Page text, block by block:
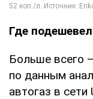
Где
Больше всего
по данным
автогаз в